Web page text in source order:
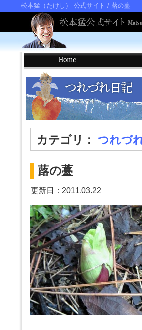
松本猛（たけし） 公式サイト / 蕗の薹
カテゴリ： つれづ
蕗の薹
更新日：2011.03.22